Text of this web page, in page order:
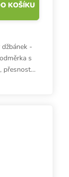
KOŠÍKU
-
s
přesnost